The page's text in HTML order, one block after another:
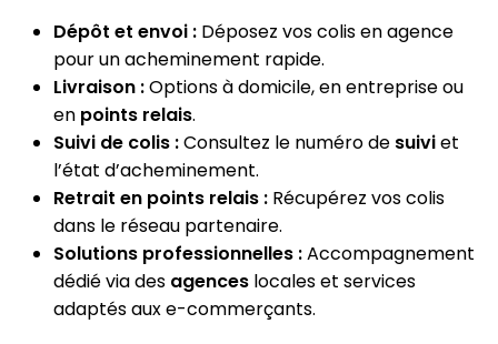
Dépôt et envoi : Déposez vos colis en agence
pour un acheminement rapide.
Livraison :Options à domicile, en entreprise ou
en points relais.
Suivi de colis :Consultez le numéro de suiviet
l’état d’acheminement.
Retrait en points relais : Récupérez vos colis
dans le réseau partenaire.
Solutions professionnelles :Accompagnement
dédié via des agences locales et services
adaptés aux e-commerçants.